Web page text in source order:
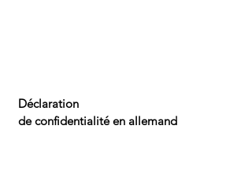
Déclaration
de confidentialitéen allemand